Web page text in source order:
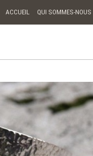
ACCUEIL QUI SOMMES-NOUS